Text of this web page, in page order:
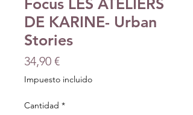
DE KARINE- Urban
Stories
34,90 €Precio
Impuesto incluido
Cantidad *